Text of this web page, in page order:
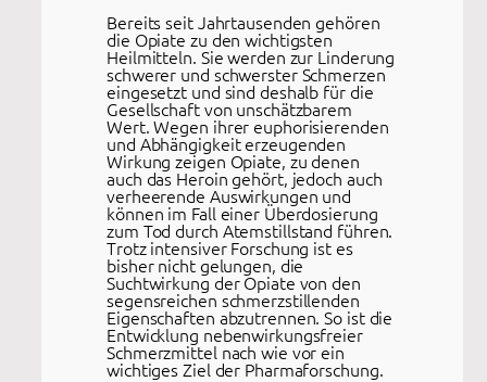
Bereits seit Jahrtausenden gehören
die Opiate zu den wichtigsten
Heilmitteln. Sie werden zur Linderung
schwerer und schwerster Schmerzen
eingesetzt und sind deshalb für die
Gesellschaft von unschätzbarem
Wert. Wegen ihrer euphorisierenden
und Abhängigkeit erzeugenden
Wirkung zeigen Opiate, zu denen
auch das Heroin gehört, jedoch auch
verheerende Auswirkungen und
können im Fall einer Überdosierung
zum Tod durch Atemstillstand führen.
Trotz intensiver Forschung ist es
bisher nicht gelungen, die
Suchtwirkung der Opiate von den
segensreichen schmerzstillenden
Eigenschaften abzutrennen. So ist die
Entwicklung nebenwirkungsfreier
Schmerzmittel nach wie vor ein
wichtiges Ziel der Pharmaforschung.